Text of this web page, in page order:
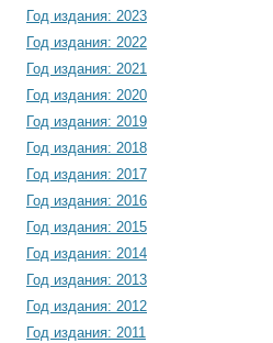
Год издания: 2023
Год издания: 2022
Год издания: 2021
Год издания: 2020
Год издания: 2019
Год издания: 2018
Год издания: 2017
Год издания: 2016
Год издания: 2015
Год издания: 2014
Год издания: 2013
Год издания: 2012
Год издания: 2011